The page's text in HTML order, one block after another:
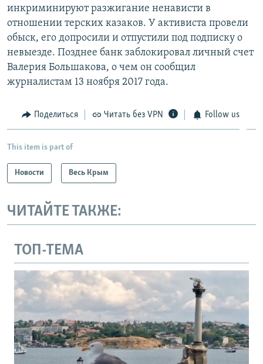
инкриминируют разжигание ненависти в
отношении терских казаков. У активиста провели
обыск, его допросили и отпустили под подписку о
невыезде. Позднее банк заблокировал личный счет
Валерия Большакова, о чем он сообщил
журналистам 13 ноября 2017 года.
Поделиться Читать без VPN Follow us
This item is part of
Новости Весь Крым
ЧИТАЙТЕ ТАКЖЕ:
ТОП-ТЕМА